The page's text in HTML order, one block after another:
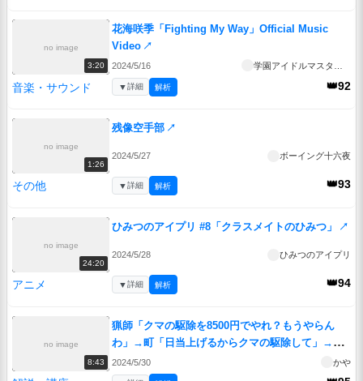
no image
3:20
花海咲季「Fighting My Way」Official Music
Video ↗
2024/5/16
音楽・サウンド 👑92
▼詳細 解析
no image
1:26
残像空手部 ↗
2024/5/27 ボーイング十六夜
その他 👑93
▼詳細 解析
no image
24:20
ひみつのアイプリ #8「クラスメイトのひみつ」 ↗
2024/5/28 ひみつのアイプリ
アニメ 👑94
▼詳細 解析
no image
8:43
猟師「クマの駆除を8500円でやれ？もうやらん
わ」→町「日当上げるからクマの駆除して」→猟
師「断る」
2024/5/30 かや